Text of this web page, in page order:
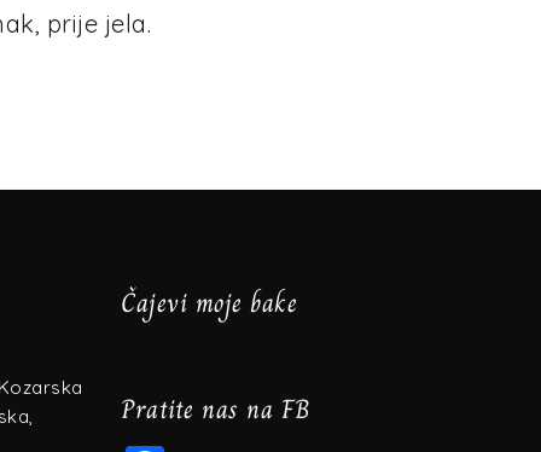
prije jela.
Čajevi moje bake
Pratite nas na FB